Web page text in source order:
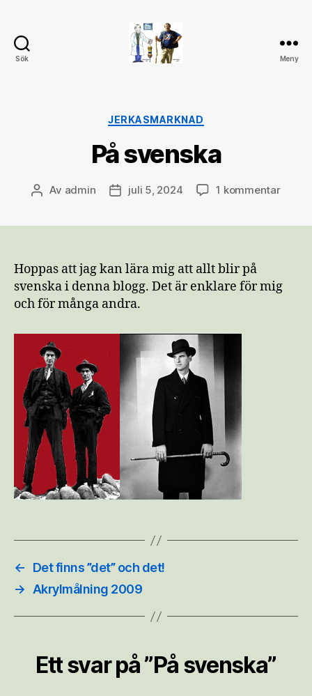
Sök Meny
Kategorier
JERKASMARKNAD
På svenska
Inläggsförfattare
Av admin Inläggsdatum
juli 5, 2024 1 kommentartill
Hoppas att jag kan lära mig att allt blir på
svenska i denna blogg. Det är enklare för mig
och för många andra.
←
Det finns ”det” och det!
→ Akrylmålning 2009
Ett svar på ”På svenska”